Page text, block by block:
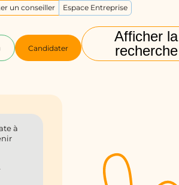
Afficher la
recherche
Candidater
un conseiller Espace Entreprise
à